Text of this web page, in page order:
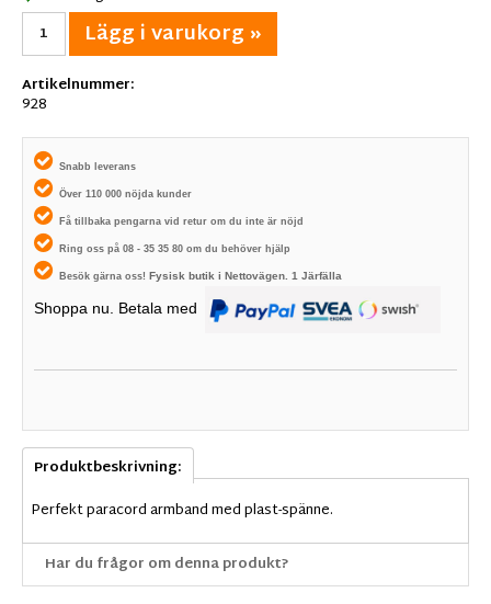
Lägg i varukorg »
Artikelnummer:
928
Snabb leverans
Över 110 000 nöjda kunder
Få tillbaka pengarna vid retur om du inte är nöjd
Ring oss på 08 - 35 35 80 om du behöver hjälp
Besök gärna oss! Fysisk butik i Nettovägen. 1 Järfälla
Shoppa nu. Betala med
Produktbeskrivning:
Perfekt paracord armband med plast-spänne.
Har du frågor om denna produkt?